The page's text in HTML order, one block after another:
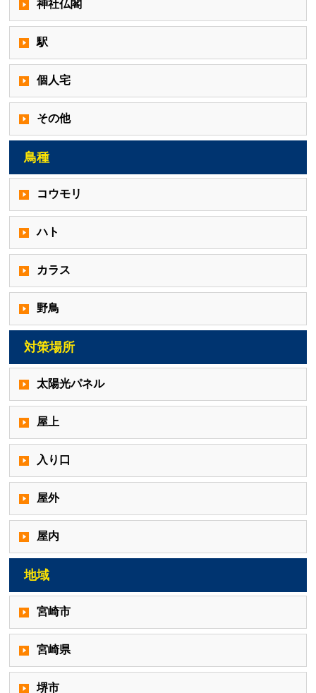
神社仏閣
駅
個人宅
その他
鳥種
コウモリ
ハト
カラス
野鳥
対策場所
太陽光パネル
屋上
入り口
屋外
屋内
地域
宮崎市
宮崎県
堺市